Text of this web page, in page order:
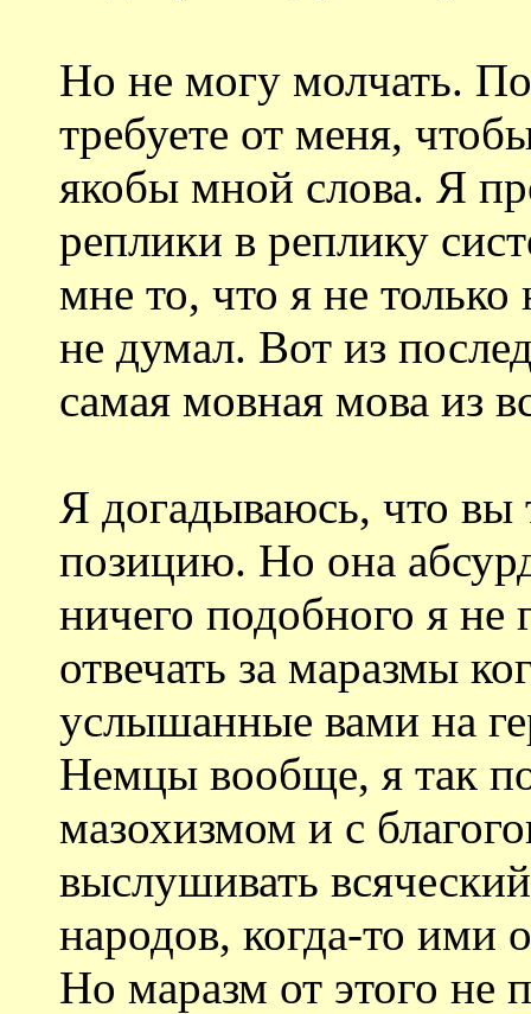
Но не могу молчать.
требуете от меня,
якобы мной слова. Я
реплики в реплику
мне то, что я не
не думал. Вот из
самая мовная мова из
Я догадываюсь, что вы
позицию. Но она
ничего подобного я
отвечать за маразмы
услышанные вами на
Немцы вообще, я так
мазохизмом и с
выслушивать
народов, когда-то ими
Но маразм от этого не